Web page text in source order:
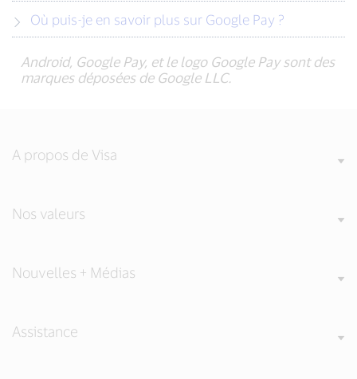
Où puis-je en savoir plus sur Google Pay ?
Android, Google Pay, et le logo Google Pay sont des
marques déposées de Google LLC.
A propos de Visa
Nos valeurs
Nouvelles + Médias
Assistance